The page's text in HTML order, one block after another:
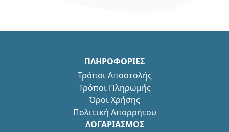
ΠΛΗΡΟΦΟΡΙΕΣ
Τρόποι Αποστολής
Τρόποι Πληρωμής
Όροι Χρήσης
Πολιτική Απορρήτου
ΛΟΓΑΡΙΑΣΜΟΣ